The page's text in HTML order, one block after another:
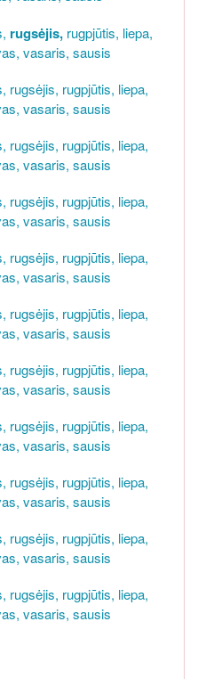
rugsėjis, rugpjūtis, liepa,
vasaris, sausis
rugsėjis, rugpjūtis, liepa,
vasaris, sausis
rugsėjis, rugpjūtis, liepa,
vasaris, sausis
rugsėjis, rugpjūtis, liepa,
vasaris, sausis
rugsėjis, rugpjūtis, liepa,
vasaris, sausis
rugsėjis, rugpjūtis, liepa,
vasaris, sausis
rugsėjis, rugpjūtis, liepa,
vasaris, sausis
rugsėjis, rugpjūtis, liepa,
vasaris, sausis
rugsėjis, rugpjūtis, liepa,
vasaris, sausis
rugsėjis, rugpjūtis, liepa,
vasaris, sausis
rugsėjis, rugpjūtis, liepa,
vasaris, sausis